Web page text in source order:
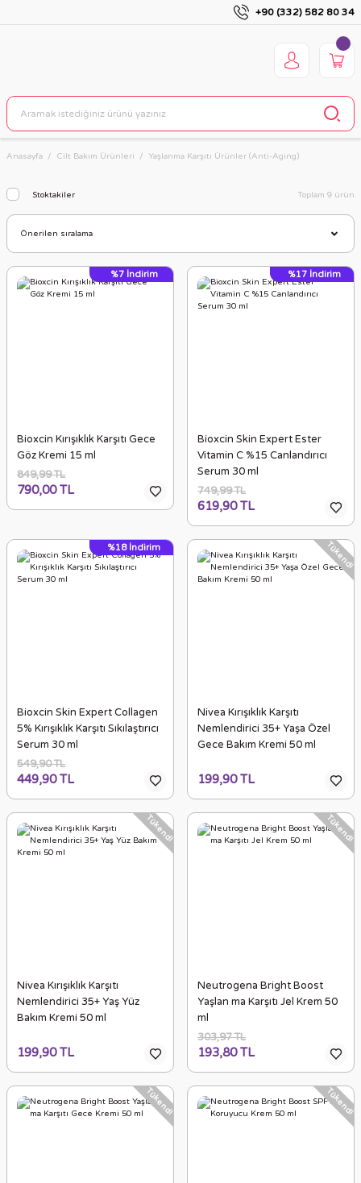
+90 (332) 582 80 34
Anasayfa Cilt Bakım Ürünleri Yaşlanma Karşıtı Ürünler (Anti-Aging)
Stoktakiler Toplam 9 ürün
%7 İndirim
Bioxcin Kırışıklık Karşıtı Gece
Göz Kremi 15 ml
849,99 TL
790,00 TL
%17 İndirim
Bioxcin Skin Expert Ester
Vitamin C %15 Canlandırıcı
Serum 30 ml
749,99 TL
619,90 TL
%18 İndirim
Bioxcin Skin Expert Collagen
5% Kırışıklık Karşıtı Sıkılaştırıcı
Serum 30 ml
549,90 TL
449,90 TL
Tükendi
Nivea Kırışıklık Karşıtı
Nemlendirici 35+ Yaşa Özel
Gece Bakım Kremi 50 ml
199,90 TL
Tükendi
Nivea Kırışıklık Karşıtı
Nemlendirici 35+ Yaş Yüz
Bakım Kremi 50 ml
199,90 TL
Tükendi
Neutrogena Bright Boost
Yaşlan ma Karşıtı Jel Krem 50
ml
303,97 TL
193,80 TL
Tükendi Tükendi